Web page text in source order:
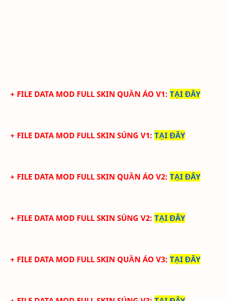
+ FILE DATA MOD FULL SKIN QUẦN ÁO V1: TẠI ĐÂY
+ FILE DATA MOD FULL SKIN SÚNG V1: TẠI ĐÂY
+ FILE DATA MOD FULL SKIN QUẦN ÁO V2: TẠI ĐÂY
+ FILE DATA MOD FULL SKIN SÚNG V2: TẠI ĐÂY
+ FILE DATA MOD FULL SKIN QUẦN ÁO V3: TẠI ĐÂY